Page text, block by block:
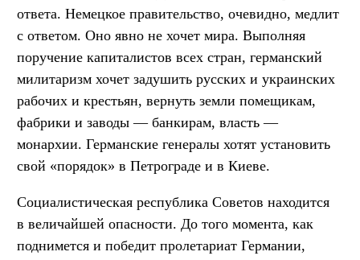
ответа. Немецкое правительство, очевидно, медлит
с ответом. Оно явно не хочет мира. Выполняя
поручение капиталистов всех стран, германский
милитаризм хочет задушить русских и украинских
рабочих и крестьян, вернуть земли помещикам,
фабрики и заводы — банкирам, власть —
монархии. Германские генералы хотят установить
свой «порядок» в Петрограде и в Киеве.
Социалистическая республика Советов находится
в величайшей опасности. До того момента, как
поднимется и победит пролетариат Германии,